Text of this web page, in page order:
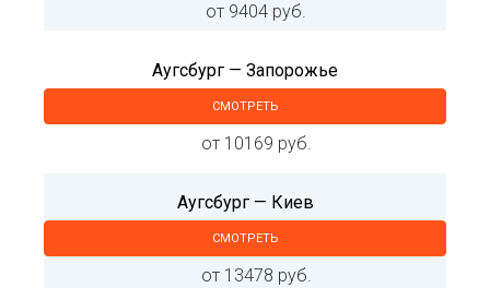
от 9404 руб.
Аугсбург — Запорожье
СМОТРЕТЬ
от 10169 руб.
Аугсбург — Киев
СМОТРЕТЬ
от 13478 руб.